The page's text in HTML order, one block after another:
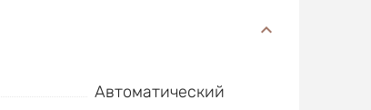
Автоматический